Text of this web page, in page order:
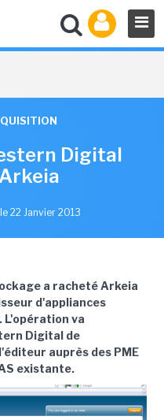
Digital
22 Janvier 2013
a racheté Arkeia
d'appliances
L'opération va
Digital de
auprès des PME
existante.